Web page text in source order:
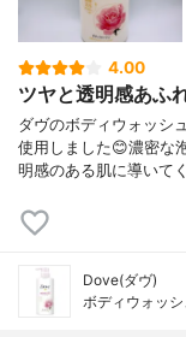
4.00
ツヤと透明感あふ
ダヴのボディウォッシ
使用しました😊濃密な
明感のある肌に導いて
Dove(ダヴ)
ボディウォッ